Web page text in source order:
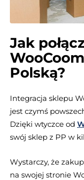
Jak
Polską?
Integracja sklepu
jest czymś
Dzięki wtyczce od
swój sklep z PP w
Wystarczy, że
na swojej stronie